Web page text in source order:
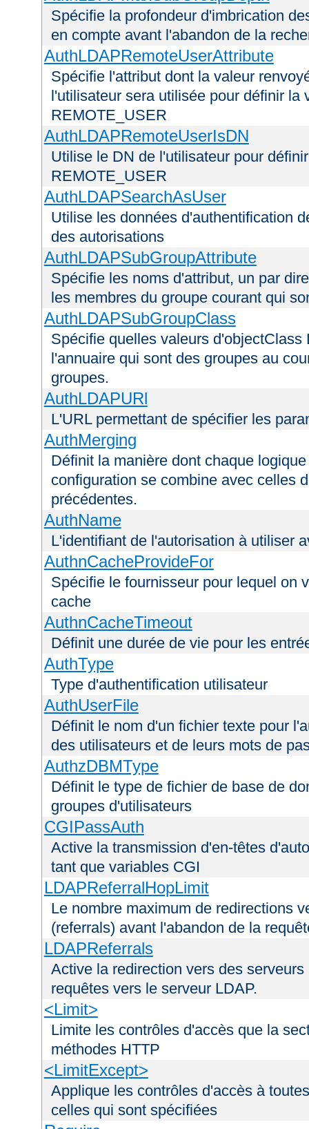
Spécifie la profondeur d'imbrication
en compte avant l'abandon de la
AuthLDAPRemoteUserAttribute
Spécifie l'attribut dont la valeur
l'utilisateur sera utilisée pour définir la
REMOTE_USER
AuthLDAPRemoteUserIsDN
Utilise le DN de l'utilisateur pour
REMOTE_USER
AuthLDAPSearchAsUser
Utilise les données d'authentification
des autorisations
AuthLDAPSubGroupAttribute
Spécifie les noms d'attribut, un par
les membres du groupe courant qui
AuthLDAPSubGroupClass
Spécifie quelles valeurs
l'annuaire qui sont des groupes au
groupes.
AuthLDAPURl
L'URL permettant de spécifier les
AuthMerging
Définit la manière dont chaque
configuration se combine avec celles
précédentes.
AuthName
L'identifiant de l'autorisation à utiliser
AuthnCacheProvideFor
Spécifie le fournisseur pour lequel on
cache
AuthnCacheTimeout
Définit une durée de vie pour les
AuthType
Type d'authentification utilisateur
AuthUserFile
Définit le nom d'un fichier texte pour
des utilisateurs et de leurs mots de
AuthzDBMType
Définit le type de fichier de base de
groupes d'utilisateurs
CGIPassAuth
Active la transmission d'en-têtes
tant que variables CGI
LDAPReferralHopLimit
Le nombre maximum de redirections
(referrals) avant l'abandon de la
LDAPReferrals
Active la redirection vers des
requêtes vers le serveur LDAP.
<Limit>
Limite les contrôles d'accès que la
méthodes HTTP
<LimitExcept>
Applique les contrôles d'accès à
celles qui sont spécifiées